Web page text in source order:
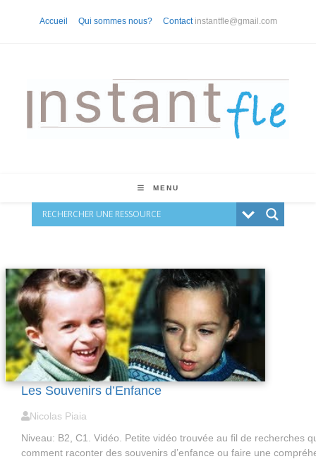
Accueil Qui sommes nous? Contact instantfle@gmail.com
MENU
Les Souvenirs d’Enfance
Nicolas Piaia
Niveau: B2, C1. Vidéo. Petite vidéo trouvée au fil de recherches
comment raconter des souvenirs d’enfance ou faire une